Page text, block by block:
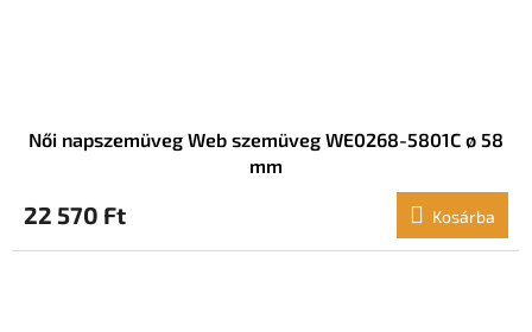
Női napszemüveg Web szemüveg WE0268-5801C ø 58
mm
22 570 Ft Kosárba